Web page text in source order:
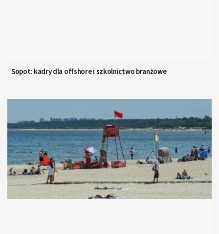
Sopot: kadry dla offshore i szkolnictwo branżowe